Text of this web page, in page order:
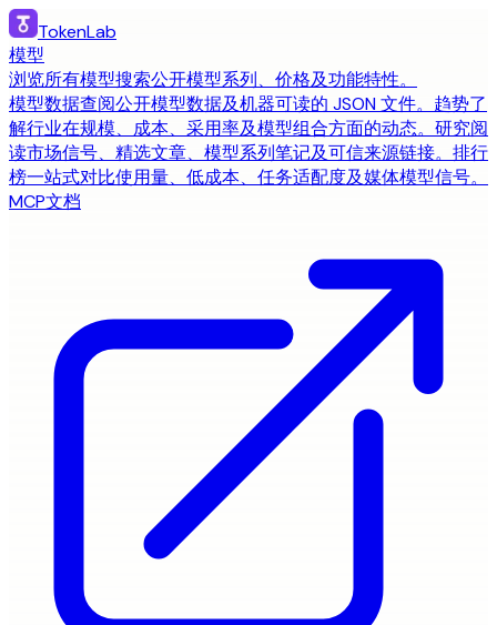
TokenLab
模型
浏览所有模型搜索公开模型系列、价格及功能特性。
模型数据查阅公开模型数据及机器可读的 JSON 文件。 趋势了
解行业在规模、成本、采用率及模型组合方面的动态。 研究阅
读市场信号、精选文章、模型系列笔记及可信来源链接。 排行
榜一站式对比使用量、低成本、任务适配度及媒体模型信号。
MCP文档